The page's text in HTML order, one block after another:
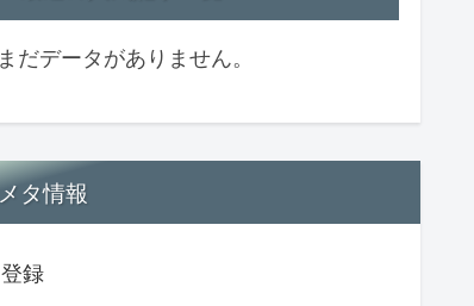
まだデータがありません。
メタ情報
登録